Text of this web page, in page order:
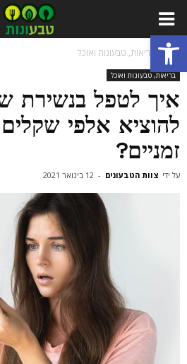
פתח סרגל נגישות
בית בריאות, טבעונות ואוכל
בריאות, טבעונות ואוכל
איך לטפל בנשירת
להוציא אלפי
זמניים?
על ידי צוות הטבעונים - 12 בינואר 2021